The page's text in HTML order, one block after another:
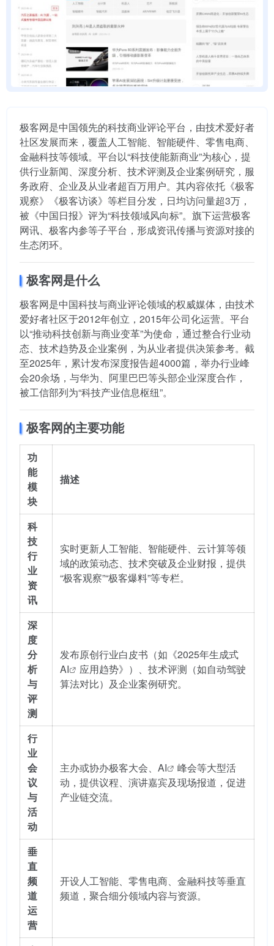
极客网是中国领先的科技商业评论平台，由技术爱好者
社区发展而来，覆盖人工智能、智能硬件、零售电商、
金融科技等领域。平台以“科技使能新商业”为核心，提
供行业新闻、深度分析、技术评测及企业案例研究，服
务政府、企业及从业者超百万用户。其内容依托《极客
观察》《极客访谈》等栏目分发，日均访问量超3万，
被《中国日报》评为“科技领域风向标”。旗下运营极客
网讯、极客内参等子平台，形成资讯传播与资源对接的
生态闭环。
极客网是什么
极客网是中国科技与商业评论领域的权威媒体，由技术
爱好者社区于2012年创立，2015年公司化运营。平台
以“推动科技创新与商业变革”为使命，通过整合行业动
态、技术趋势及企业案例，为从业者提供决策参考。截
至2025年，累计发布深度报告超4000篇，举办行业峰
会20余场，与华为、阿里巴巴等头部企业深度合作，
被工信部列为“科技产业信息枢纽”。
极客网的主要功能
功
能
模
块
描述
科
技
行
业
资
讯
实时更新人工智能、智能硬件、云计算等领
域的政策动态、技术突破及企业财报，提供
“极客观察”“极客爆料”等专栏。
深
度
分
析
与
评
测
发布原创行业白皮书（如《2025年生成式
AI
应用趋势》）、技术评测（如自动驾驶
算法对比）及企业案例研究。
行
业
会
议
与
活
动
主办或协办极客大会、 AI
峰会等大型活
动，提供议程、演讲嘉宾及现场报道，促进
产业链交流。
垂
直
频
道
运
营
开设人工智能、零售电商、金融科技等垂直
频道，聚合细分领域内容与资源。